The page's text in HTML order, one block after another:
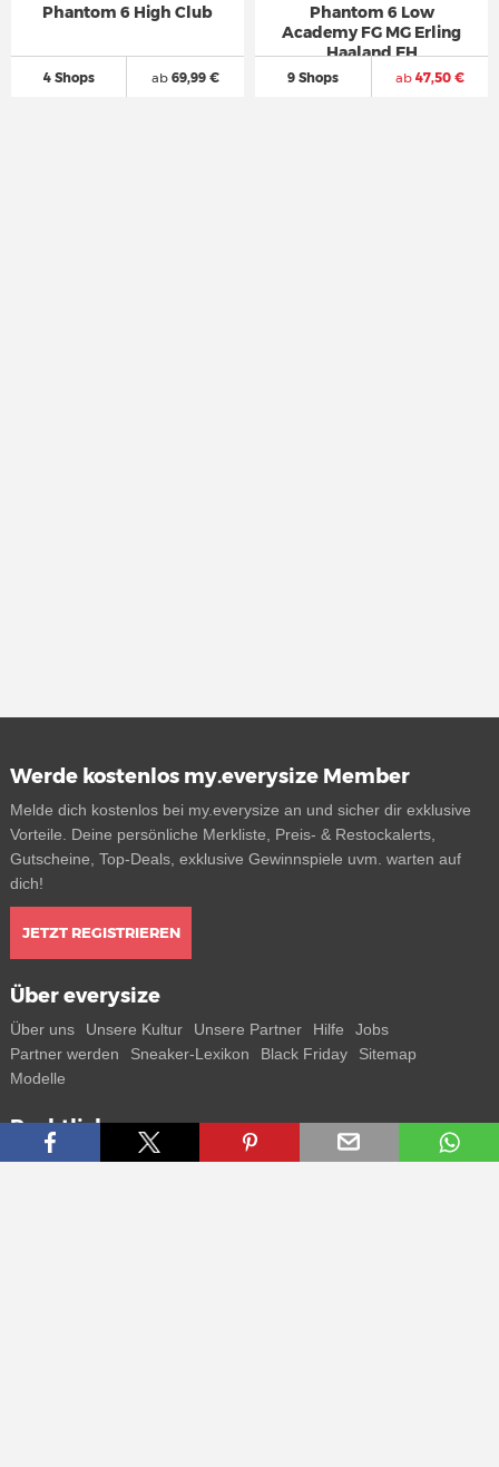
Phantom 6 High Club
4 Shops ab69,99 €
Phantom 6 Low
Academy FG MG Erling
Haaland EH
9 Shops ab47,50 €
Werde kostenlos my.everysize Member
Melde dich kostenlos bei my.everysize an und sicher dir exklusive
Vorteile. Deine persönliche Merkliste, Preis- & Restockalerts,
Gutscheine, Top-Deals, exklusive Gewinnspiele uvm. warten auf
dich!
JETZT REGISTRIEREN
Über everysize
Über uns Unsere Kultur Unsere Partner Hilfe
Jobs
Partner werden
Sneaker-Lexikon Black Friday
Sitemap
Modelle
Rechtliches
AGB Datenschutz Impressum Kontakt